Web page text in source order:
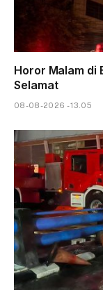
Horor Malam di
Selamat
08-08-2026 - 13.05